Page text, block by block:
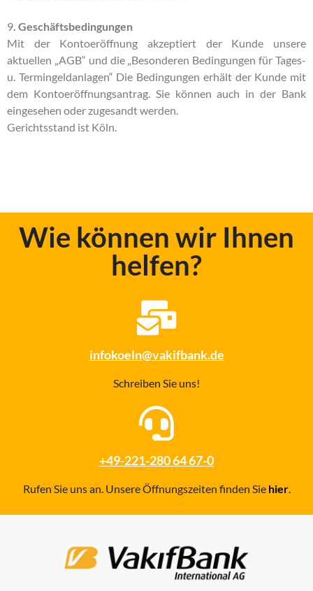
9. Geschäftsbedingungen
Mit der Kontoeröffnung akzeptiert der Kunde unsere
aktuellen „AGB“ und die „Besonderen Bedingungen für Tages-
u. Termingeldanlagen“ Die Bedingungen erhält der Kunde mit
dem Kontoeröffnungsantrag. Sie können auch in der Bank
eingesehen oder zugesandt werden.
Gerichtsstand ist Köln.
Wie können wir Ihnen
helfen?
infokoeln@vakifbank.de
Schreiben Sie uns!
+49-221-280 64 67-0
Rufen Sie uns an. Unsere Öffnungszeiten finden Sie hier.